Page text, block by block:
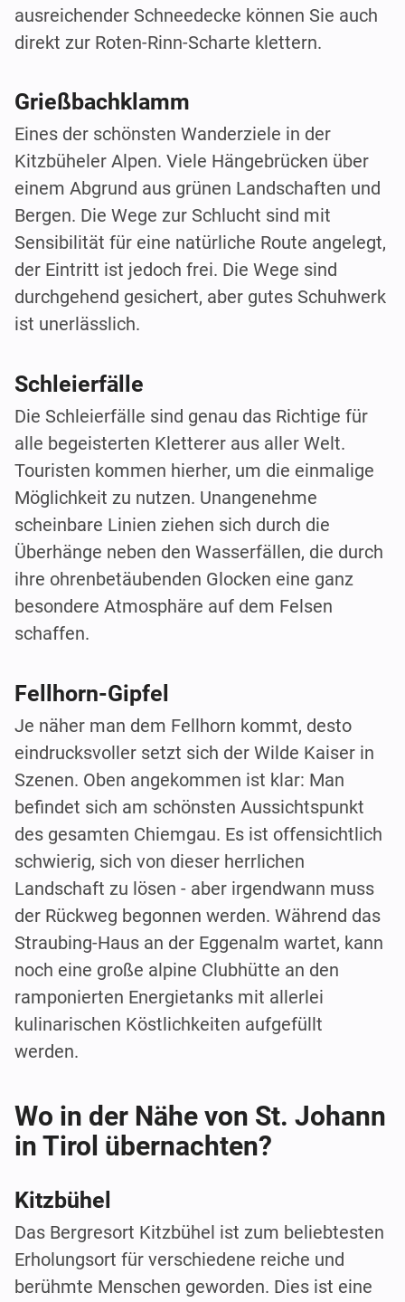
ausreichender Schneedecke können Sie auch
direkt zur Roten-Rinn-Scharte klettern.
Grießbachklamm
Eines der schönsten Wanderziele in der
Kitzbüheler Alpen. Viele Hängebrücken über
einem Abgrund aus grünen Landschaften und
Bergen. Die Wege zur Schlucht sind mit
Sensibilität für eine natürliche Route angelegt,
der Eintritt ist jedoch frei. Die Wege sind
durchgehend gesichert, aber gutes Schuhwerk
ist unerlässlich.
Schleierfälle
Die Schleierfälle sind genau das Richtige für
alle begeisterten Kletterer aus aller Welt.
Touristen kommen hierher, um die einmalige
Möglichkeit zu nutzen. Unangenehme
scheinbare Linien ziehen sich durch die
Überhänge neben den Wasserfällen, die durch
ihre ohrenbetäubenden Glocken eine ganz
besondere Atmosphäre auf dem Felsen
schaffen.
Fellhorn-Gipfel
Je näher man dem Fellhorn kommt, desto
eindrucksvoller setzt sich der Wilde Kaiser in
Szenen. Oben angekommen ist klar: Man
befindet sich am schönsten Aussichtspunkt
des gesamten Chiemgau. Es ist offensichtlich
schwierig, sich von dieser herrlichen
Landschaft zu lösen - aber irgendwann muss
der Rückweg begonnen werden. Während das
Straubing-Haus an der Eggenalm wartet, kann
noch eine große alpine Clubhütte an den
ramponierten Energietanks mit allerlei
kulinarischen Köstlichkeiten aufgefüllt
werden.
Wo in der Nähe von St. Johann
in Tirol übernachten?
Kitzbühel
Das Bergresort Kitzbühel ist zum beliebtesten
Erholungsort für verschiedene reiche und
berühmte Menschen geworden. Dies ist eine